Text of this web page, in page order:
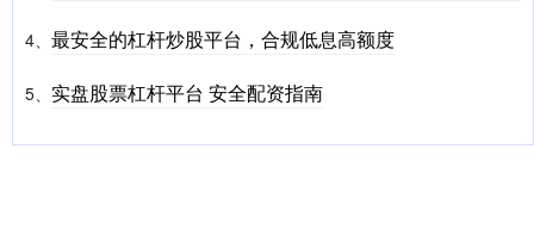
4、 最安全的杠杆炒股平台，合规低息高额度
5、 实盘股票杠杆平台 安全配资指南